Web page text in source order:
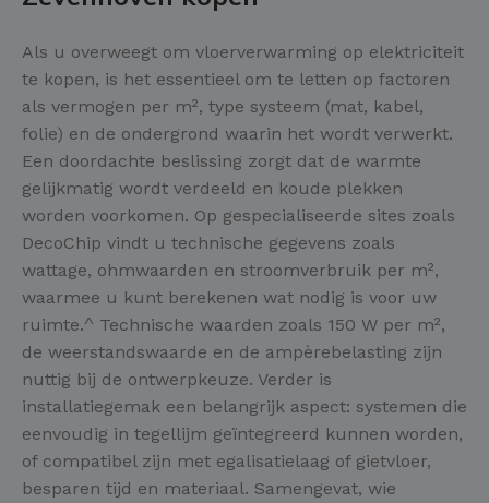
Als u overweegt om vloerverwarming op elektriciteit
te kopen, is het essentieel om te letten op factoren
als vermogen per m², type systeem (mat, kabel,
folie) en de ondergrond waarin het wordt verwerkt.
Een doordachte beslissing zorgt dat de warmte
gelijkmatig wordt verdeeld en koude plekken
worden voorkomen. Op gespecialiseerde sites zoals
DecoChip vindt u technische gegevens zoals
wattage, ohmwaarden en stroomverbruik per m²,
waarmee u kunt berekenen wat nodig is voor uw
ruimte.^ Technische waarden zoals 150 W per m²,
de weerstandswaarde en de ampèrebelasting zijn
nuttig bij de ontwerpkeuze. Verder is
installatiegemak een belangrijk aspect: systemen die
eenvoudig in tegellijm geïntegreerd kunnen worden,
of compatibel zijn met egalisatielaag of gietvloer,
besparen tijd en materiaal. Samengevat, wie